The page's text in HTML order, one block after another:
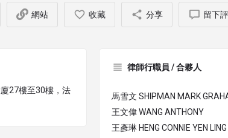
網站 收藏 分享 留下
廈27樓至30樓，法
律師行職員 / 合夥人
馬雪文 SHIPMAN MARK
王文偉 WANG ANTHONY
王彥琳 HENG CONNIE YEN LING